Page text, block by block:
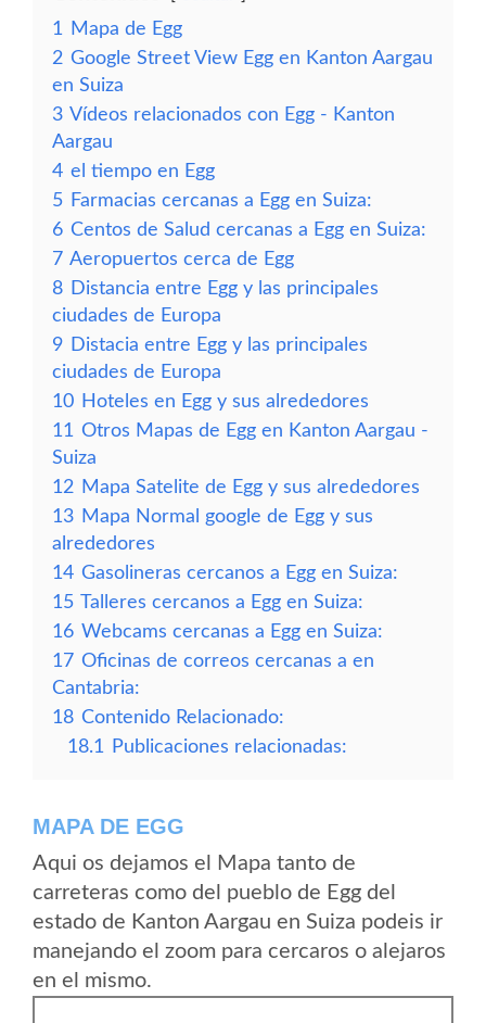
1
Mapa de Egg
2 Google Street View Egg en Kanton Aargau
en Suiza
3 Vídeos relacionados con Egg - Kanton
Aargau
4 el tiempo en Egg
5 Farmacias cercanas a Egg en Suiza:
6 Centos de Salud cercanas a Egg en Suiza:
7 Aeropuertos cerca de Egg
8 Distancia entre Egg y las principales
ciudades de Europa
9 Distacia entre Egg y las principales
ciudades de Europa
10 Hoteles en Egg y sus alrededores
11 Otros Mapas de Egg en Kanton Aargau -
Suiza
12 Mapa Satelite de Egg y sus alrededores
13 Mapa Normal google de Egg y sus
alrededores
14 Gasolineras cercanos a Egg en Suiza:
15 Talleres cercanos a Egg en Suiza:
16 Webcams cercanas a Egg en Suiza:
17 Oficinas de correos cercanas a en
Cantabria:
18 Contenido Relacionado:
18.1
Publicaciones relacionadas:
MAPA DE EGG
Aqui os dejamos el Mapa tanto de
carreteras como del pueblo de Egg del
estado de Kanton Aargau en Suiza podeis ir
manejando el zoom para cercaros o alejaros
en el mismo.